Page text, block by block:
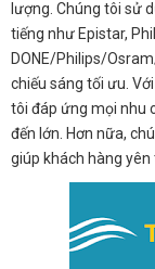
lượng. Chúng tôi sử
tiếng như Epistar,
DONE/Philips/
chiếu sáng tối ưu.
tôi đáp ứng mọi nhu
đến lớn. Hơn nữa,
giúp khách hàng